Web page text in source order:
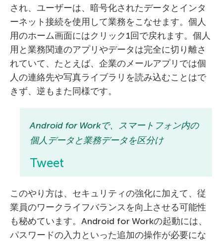
され、ユーザーは、暗号化されたデータとインタ
ーネット接続を使用して業務をこなせます。個人
用のホーム画面にはクリック1回で戻れます。個人
用と業務関連のアプリやデータは完全に切り離さ
れていて、たとえば、企業のメールアプリでは個
人の連絡先や写真ライブラリを読み込むことはで
きず、逆もまた同様です。
Android for Workで、スマートフォン内の
個人データと業務データを区分け
Tweet
このやり方は、セキュリティの強化に加えて、従
業員のワークライフバランスを向上させる可能性
も秘めています。Android for Workの起動には、
パスワードの入力といった追加の操作が必要にな